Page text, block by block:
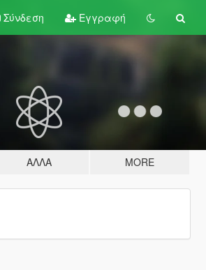
Σύνδεση Εγγραφή
ΆΛΛΑ MORE